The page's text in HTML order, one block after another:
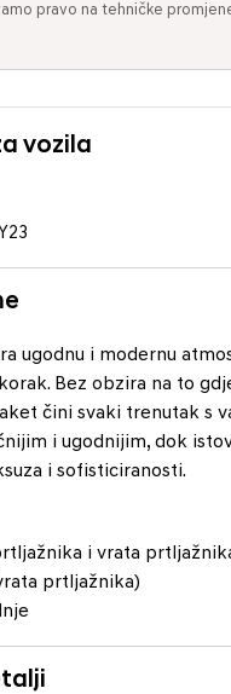
pravo na tehničke
vozila
ugodnu i modernu
Bez obzira na to
čini svaki trenutak s
i ugodnijim, dok
i sofisticiranosti.
i vrata
prtljažnika)